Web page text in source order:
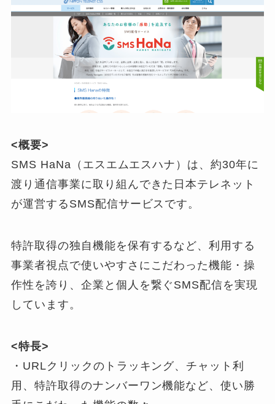
<概要>
SMS HaNa（エスエムエスハナ）は、約30年に
渡り通信事業に取り組んできた日本テレネット
が運営するSMS配信サービスです。
特許取得の独自機能を保有するなど、利用する
事業者視点で使いやすさにこだわった機能・操
作性を誇り、企業と個人を繋ぐSMS配信を実現
しています。
<特長>
・URLクリックのトラッキング、チャット利
用、特許取得のナンバーワン機能など、使い勝